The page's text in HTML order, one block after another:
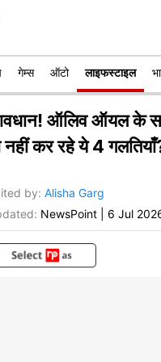
गेम्स ऑटो लाइफस्टाइल
ऑलिव ऑयल के
नहीं कर रहे ये 4
by: Alisha Garg
NewsPoint 6 Jul